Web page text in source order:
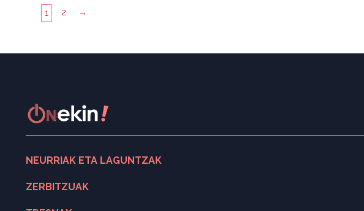
1 2 →
NEURRIAK ETA LAGUNTZAK
ZERBITZUAK